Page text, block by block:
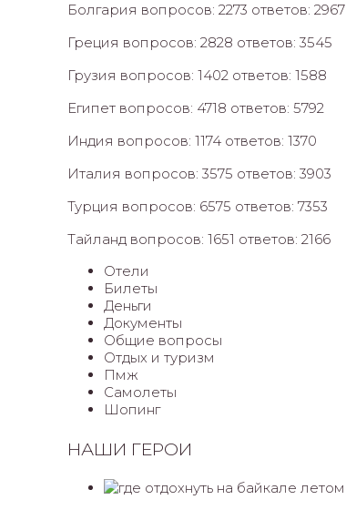
Болгария вопросов: 2273 ответов: 2967
Греция вопросов: 2828 ответов: 3545
Грузия вопросов: 1402 ответов: 1588
Египет вопросов: 4718 ответов: 5792
Индия вопросов: 1174 ответов: 1370
Италия вопросов: 3575 ответов: 3903
Турция вопросов: 6575 ответов: 7353
Тайланд вопросов: 1651 ответов: 2166
Отели
Билеты
Деньги
Документы
Общие вопросы
Отдых и туризм
Пмж
Самолеты
Шопинг
НАШИ ГЕРОИ